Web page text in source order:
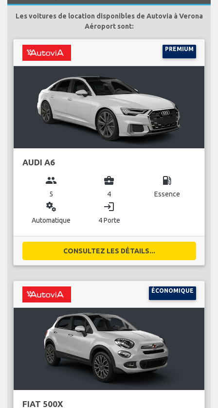
Les voitures de location disponibles de Autovia à Verona
Aéroport sont:
PREMIUM
AUDI A6
group
5
business_center
4
local_gas_station
Essence
miscellaneous_services
Automatique
login
4 Porte
CONSULTEZ LES DÉTAILS...
ÉCONOMIQUE
FIAT 500X